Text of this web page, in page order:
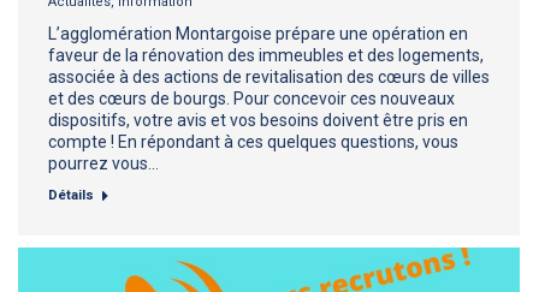
L’agglomération Montargoise prépare une opération en
faveur de la rénovation des immeubles et des logements,
associée à des actions de revitalisation des cœurs de villes
et des cœurs de bourgs. Pour concevoir ces nouveaux
dispositifs, votre avis et vos besoins doivent être pris en
compte ! En répondant à ces quelques questions, vous
pourrez vous…
Détails